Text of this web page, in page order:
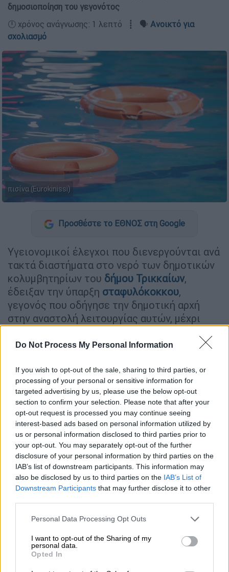
Do Not Process My Personal Information
If you wish to opt-out of the sale, sharing to third parties, or
processing of your personal or sensitive information for
targeted advertising by us, please use the below opt-out
section to confirm your selection. Please note that after your
opt-out request is processed you may continue seeing
interest-based ads based on personal information utilized by
us or personal information disclosed to third parties prior to
your opt-out. You may separately opt-out of the further
disclosure of your personal information by third parties on the
IAB’s list of downstream participants. This information may
also be disclosed by us to third parties on the IAB’s List of
Downstream Participants that may further disclose it to other
Please note that this website/app uses one or more Google
not limited to your visit or usage behaviour. You may click to
grant or deny consent to Google and its third-party tags to
use your data for below specified purposes in below Google
consent section.
Personal Data Processing Opt Outs
I want to opt-out of the Sharing of my
personal data.
Opted In
δημοσιοποίηση του γεγονότος
🕛 χρόνος ανάγνωσης: 1 λεπτό ┋ 🗣️ Ανοικτό για
σχολιασμό
πισίνα (Eurokinissi)
Προσθέστε το ΕΘΝΟΣ στη Google
Υγειονομικοί έλεγχοι που διενεργούνται ανά
τακτά διαστήματα στο νερό των δημοτικών
κολυμβητηρίων του δήμου Τρικκαίων,
έδειξαν την ύπαρξη σταφυλόκοκκου,
γεγονός που οδήγησε την δημοτική αρχή
στην αναστολή λειτουργίας αυτών, μέχρι
Ελλάδα|10.06.2024 11:50
Συναγερμός στην Ηλεία:
Εξαφανίστηκε 11χρονο κορίτσι
Μιλώντας στοTrikalanews.gr ο αρμόδιος
αντιδήμαρχοςΜιχάλης Λάππαςανέφερε ότι
οσταφυλόκοκκοςαναπτύχθηκε μέσα σε μια
μόλις εβδομάδα. «Κάνουμε δύο φορές την
εβδομάδα ελέγχους. Ο πρώτος δεν έδειξε
Παρασκευή, έδειξε ότι και οι δύο
πισίνες έχουν μολυνθεί με σταφυλόκοκκο»,